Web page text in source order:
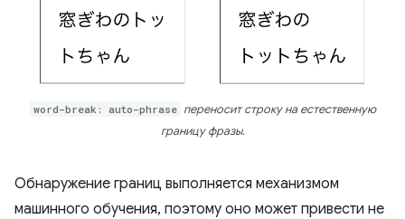
word-break: auto-phrase переносит строку на естественную
границу фразы.
Обнаружение границ выполняется механизмом
машинного обучения, поэтому оно может привести не